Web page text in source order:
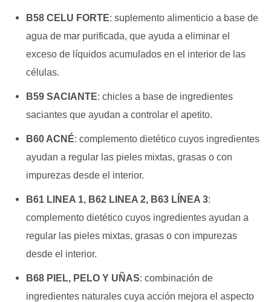
B58 CELU FORTE: suplemento alimenticio a base de
agua de mar purificada,que ayuda a eliminar el
exceso de líquidos acumulados enel interior de las
células.
B59 SACIANTE: chicles a base de ingredientes
saciantes que ayudan a controlarel apetito.
B60 ACNÉ: complemento dietético cuyos ingredientes
ayudan a regular las pieles mixtas, grasaso con
impurezas desde el interior.
B61 LINEA 1, B62 LINEA 2, B63 LÍNEA 3:
complemento dietético cuyos ingredientes ayudan a
regular las pieles mixtas, grasaso con impurezas
desde el interior.
B68 PIEL, PELO Y UÑAS: combinación de
ingredientes naturales cuya acción mejora el aspecto